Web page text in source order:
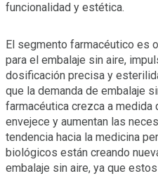
funcionalidad y estética.
El segmento farmacéutico es
para el embalaje sin aire,
dosificación precisa y
que la demanda de embalaje
farmacéutica crezca a medida
envejece y aumentan las
tendencia hacia la medicina
biológicos están creando
embalaje sin aire, ya que